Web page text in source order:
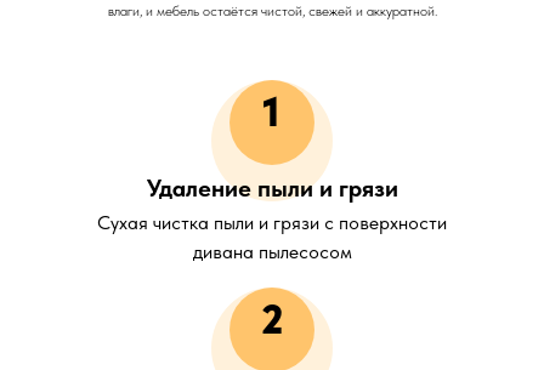
влаги, и мебель остаётся чистой, свежей и аккуратной.
1
Удаление пыли и грязи
Сухая чистка пыли и грязи с поверхности
дивана пылесосом
2